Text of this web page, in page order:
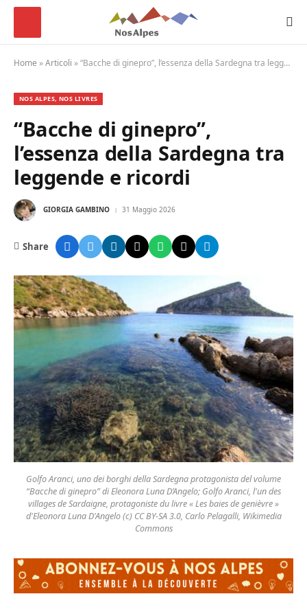
Home »Articoli »“Bacche di ginepro”, l’essenza della Sardegna tra leggende e ricordi
NOS ALPES, NOS LIVRES
“Bacche di ginepro”,
l’essenza della Sardegna tra
leggende e ricordi
GIORGIA GAMBINO 31 Maggio 2026
Share
Golfo Aranci, uno dei borghi della Sardegna protagonista del volume
“Bacche di ginepro” di Eleonora Luna D’Angelo; Golfo Aranci, l'un des
villages de Sardaigne, protagoniste du livre « Les baies de genièvre »
d'Eleonora Luna D'Angelo (c) CC BY-SA 3.0, Carlo Pelagalli, Wikimedia
Commons